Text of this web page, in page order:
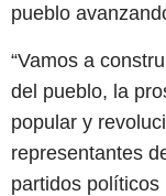
pueblo
“Vamos a
del pueblo, la
popular y
representantes
partidos